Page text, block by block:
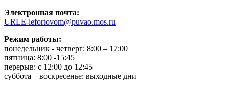
Электронная почта:
URLE-lefortovom@puvao.mos.ru
Режим работы:
понедельник - четверг: 8:00 – 17:00
пятница: 8:00 -15:45
перерыв: с 12:00 до 12:45
суббота – воскресенье: выходные дни